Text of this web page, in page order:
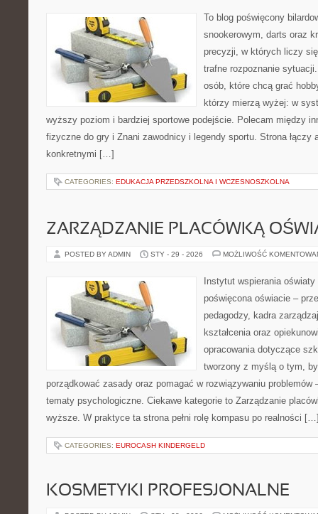
To blog poświęcony
snookerowym, darts oraz
precyzji, w których liczy się
trafne rozpoznanie
osób, które chcą grać
którzy mierzą wyżej: w
wyższy poziom i bardziej sportowe podejście. Polecam między
fizyczne do gry i Znani zawodnicy i legendy sportu. Strona łączy
konkretnymi […]
CATEGORIES: EDUKACJA PRZEDSZKOLNA I WCZESNOSZKOLNA
ZARZĄDZANIE PLACÓWKĄ
POSTED BY ADMIN STY - 29 - 2026 MOŻLIWOŚĆ
Instytut wspierania
poświęcona oświacie –
pedagodzy, kadra
kształcenia oraz
opracowania dotyczące
tworzony z myślą o tym,
porządkować zasady oraz pomagać w rozwiązywaniu problemów
tematy psychologiczne. Ciekawe kategorie to Zarządzanie
wyższe. W praktyce ta strona pełni rolę kompasu po realności
CATEGORIES: EUROCASH KINDERGELD
KOSMETYKI PROFESJONALNE